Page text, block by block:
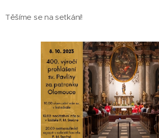
Těšíme se na setkání!